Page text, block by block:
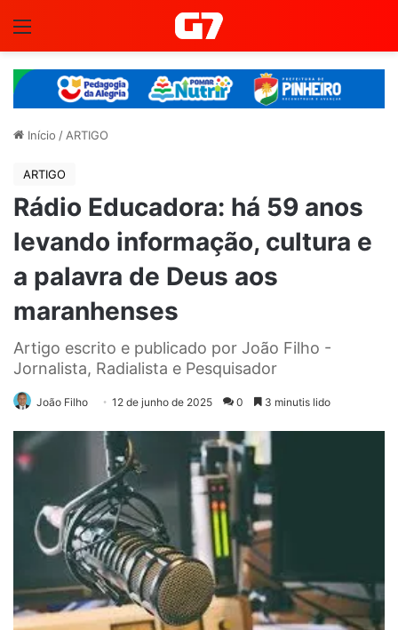
Início / ARTIGO
ARTIGO
Rádio Educadora: há 59 anos
levando informação, cultura e
a palavra de Deus aos
maranhenses
Artigo escrito e publicado por João Filho -
Jornalista, Radialista e Pesquisador
João Filho 12 de junho de 2025 0 3 minutis lido